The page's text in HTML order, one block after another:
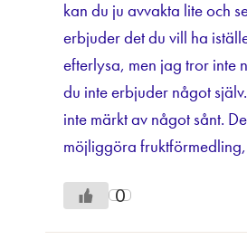
kan du ju avvakta lite och
erbjuder det du vill ha
efterlysa, men jag tror inte
du inte erbjuder något
inte märkt av något sånt.
möjliggöra
0